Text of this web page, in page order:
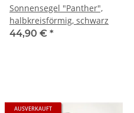
Sonnensegel "Panther",
halbkreisförmig, schwarz
44,90 € *
AUSVERKAUFT